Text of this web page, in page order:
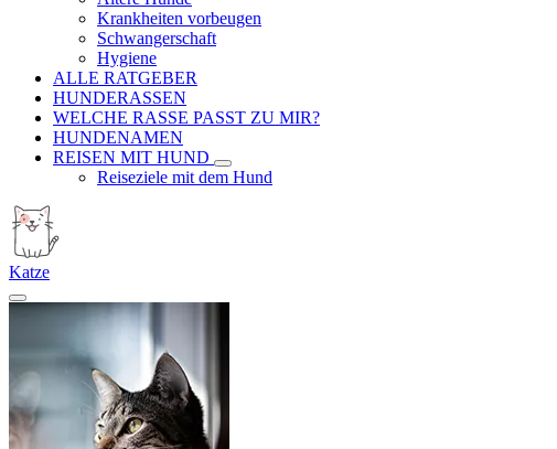
Krankheiten vorbeugen
Schwangerschaft
Hygiene
ALLE RATGEBER
HUNDERASSEN
WELCHE RASSE PASST ZU MIR?
HUNDENAMEN
REISEN MIT HUND
Reiseziele mit dem Hund
Katze